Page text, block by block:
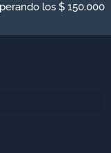
los $ 150.000